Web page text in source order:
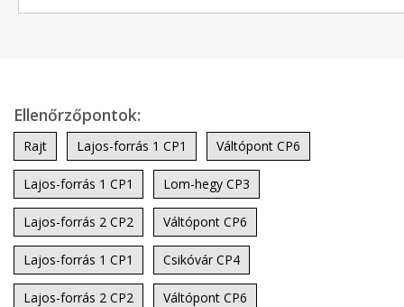
Ellenőrzőpontok:
Rajt Lajos-forrás 1 CP1 Váltópont CP6
Lajos-forrás 1 CP1 Lom-hegy CP3
Lajos-forrás 2 CP2 Váltópont CP6
Lajos-forrás 1 CP1 Csikóvár CP4
Lajos-forrás 2 CP2 Váltópont CP6